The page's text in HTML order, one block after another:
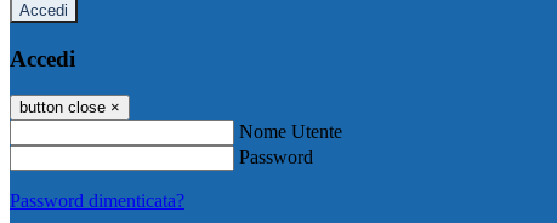
Accedi
Accedi
button close ×
Nome Utente
Password
Password dimenticata?